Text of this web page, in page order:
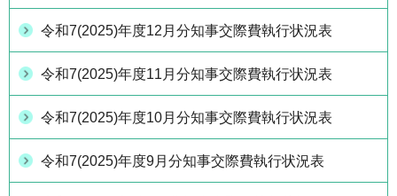
令和7(2025)年度12月分知事交際費執行状況表
令和7(2025)年度11月分知事交際費執行状況表
令和7(2025)年度10月分知事交際費執行状況表
令和7(2025)年度9月分知事交際費執行状況表